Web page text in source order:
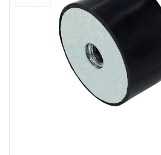
Membran
Lastikleri
MEL-001